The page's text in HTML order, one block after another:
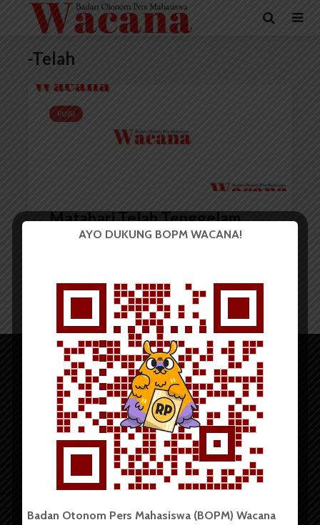
-Telah
PUISI
Matahari Telah Tenggelam
Copyright © 2023. All rights reserved BOPM WACANA.
AYO DUKUNG BOPM WACANA!
Badan Otonom Pers Mahasiswa (BOPM) Wacana